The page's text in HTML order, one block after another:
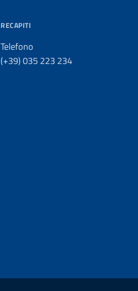
RECAPITI
Telefono
(+39) 035 223 234